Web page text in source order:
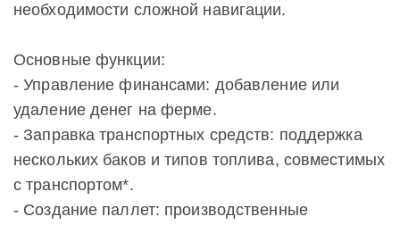
необходимости сложной навигации.
Основные функции:
- Управление финансами: добавление или
удаление денег на ферме.
- Заправка транспортных средств: поддержка
нескольких баков и типов топлива, совместимых
с транспортом*.
- Создание паллет: производственные